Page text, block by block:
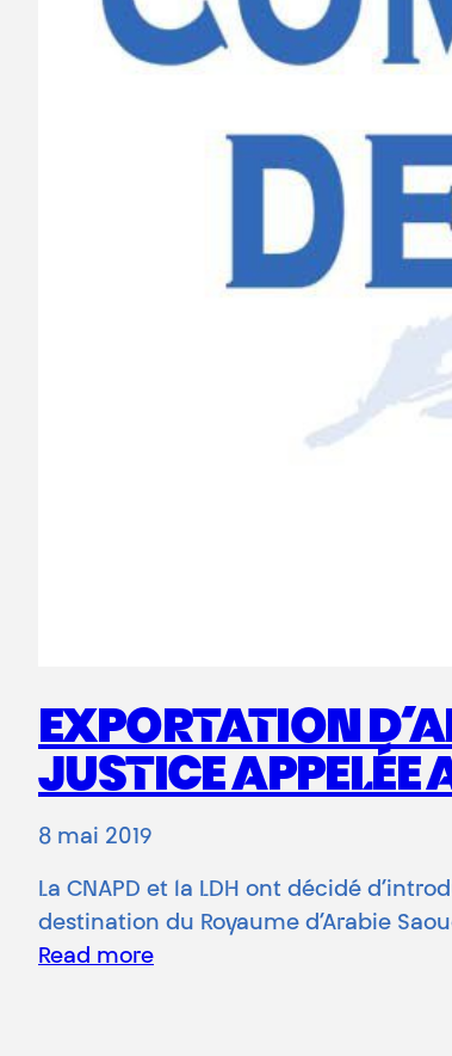
EXPORTATION
JUSTICE APPELÉE
8 mai 2019
La CNAPD et la LDH ont décidé
destination du Royaume d’Arabie
Read more